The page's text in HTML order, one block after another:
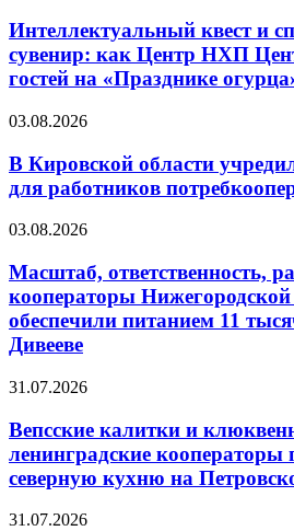
Интеллектуальный квест и
сувенир: как Центр НХП
гостей на «Празднике
03.08.2026
В Кировской области
для работников
03.08.2026
Масштаб, ответственность,
кооператоры Нижегородской
обеспечили питанием 11
Дивееве
31.07.2026
Вепсские калитки и
ленинградские кооператоры
северную кухню на
31.07.2026